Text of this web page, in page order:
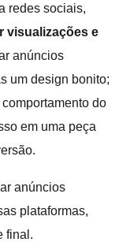
redes sociais,
visualizações e
anúncios
um design bonito;
do
em uma peça
anúncios
plataformas,
final.